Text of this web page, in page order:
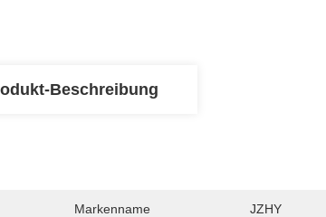
Beschreibung
Markenname JZHY